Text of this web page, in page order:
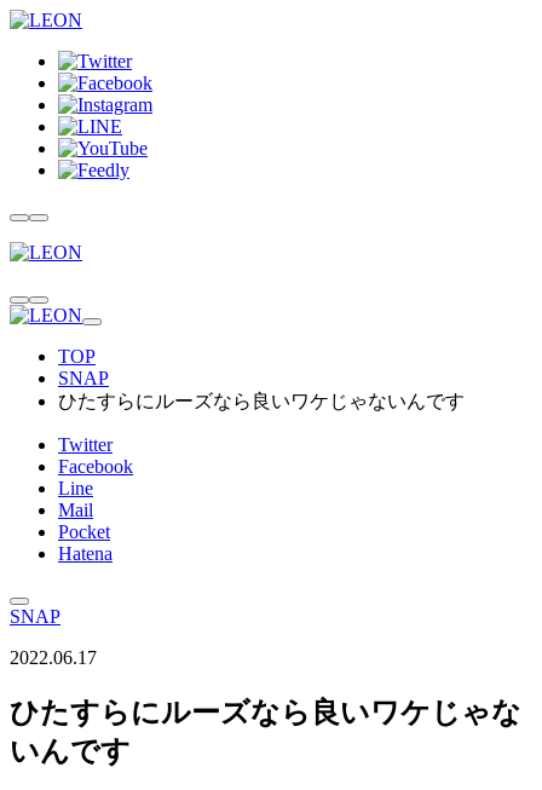
TOP
SNAP
ひたすらにルーズなら良いワケじゃないんです
Twitter
Facebook
Line
Mail
Pocket
Hatena
SNAP
2022.06.17
ひたすらにルーズなら良いワケじゃな
いんです